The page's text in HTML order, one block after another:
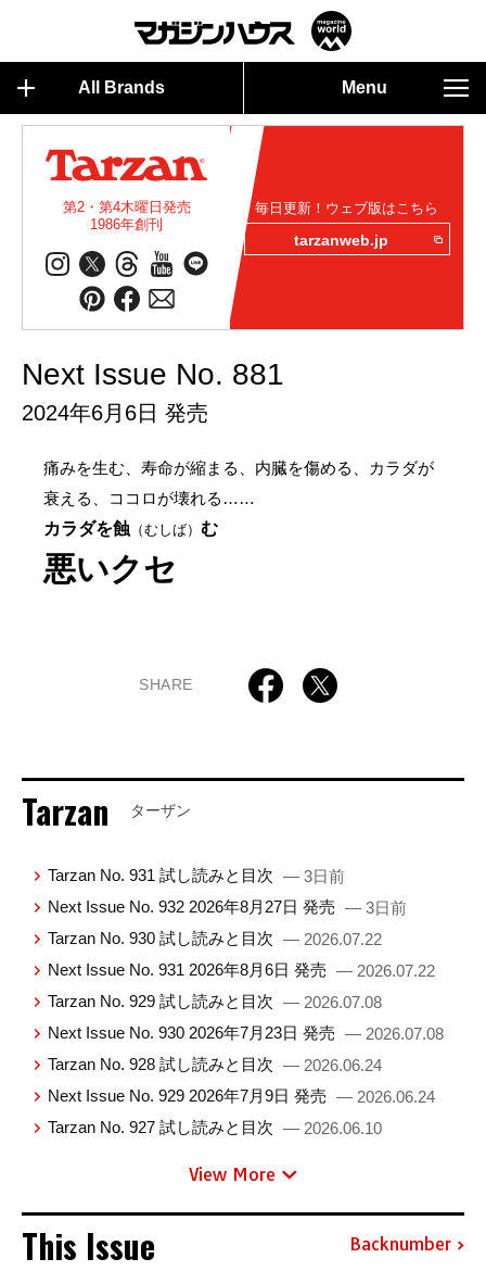
All Brands Menu
第2・第4木曜日発売
1986年創刊
毎日更新！ウェブ版はこちら
tarzanweb.jp
Next Issue No. 881
2024年6月6日 発売
痛みを生む、寿命が縮まる、内臓を傷める、カラダが
衰える、ココロが壊れる……
カラダを蝕 （むしば） む
悪いクセ
SHARE
Tarzan ターザン
Tarzan No. 931 試し読みと目次 — 3日前
Next Issue No. 932 2026年8月27日 発売 — 3日前
Tarzan No. 930 試し読みと目次 — 2026.07.22
Next Issue No. 931 2026年8月6日 発売 — 2026.07.22
Tarzan No. 929 試し読みと目次 — 2026.07.08
Next Issue No. 930 2026年7月23日 発売 — 2026.07.08
Tarzan No. 928 試し読みと目次 — 2026.06.24
Next Issue No. 929 2026年7月9日 発売 — 2026.06.24
Tarzan No. 927 試し読みと目次 — 2026.06.10
View More
This Issue Backnumber